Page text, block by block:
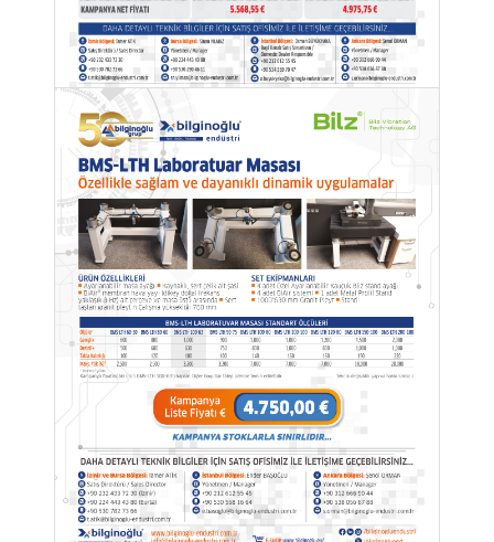
MARKATOR FLYMARKER MARKALAMA CİHAZLARI
KAMPANYASI...
Stoklarımızla Sınırlıdır!